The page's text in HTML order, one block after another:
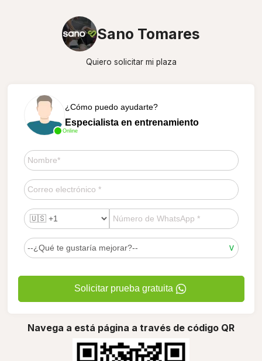
Sano Tomares
Quiero solicitar mi plaza
Online
¿Cómo puedo ayudarte?
Especialista en entrenamiento
Solicitar prueba gratuita
Navega a está página a través de código QR